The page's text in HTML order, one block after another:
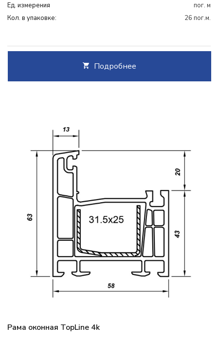
Ед. измерения
пог. м
Кол. в упаковке:
26 пог.м.
Подробнее
Рама оконная TopLine 4k